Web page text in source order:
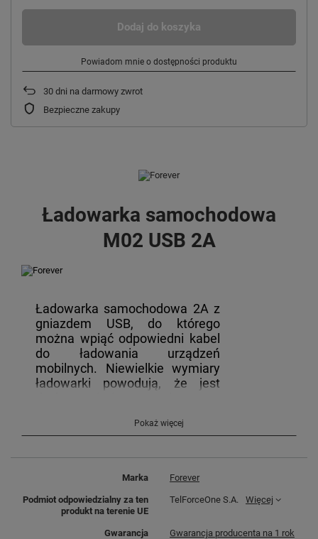
Dodaj do koszyka
Powiadom mnie o dostępności produktu
30 dni na darmowy zwrot
Bezpieczne zakupy
Ładowarka samochodowa
M02 USB 2A
Ładowarka samochodowa 2A z
gniazdem USB, do którego
można wpiąć odpowiedni kabel
do ładowania urządzeń
mobilnych. Niewielkie wymiary
ładowarki powodują, że jest
lecz jej moc pozwala na
lub tableta.
Ładowarka samochodowa
Forever to produkt nowej
Pokaż więcej
Marka Forever
Podmiot odpowiedzialny za ten
produkt na terenie UE
TelForceOne S.A. Więcej
Gwarancja Gwarancja producenta na 1 rok